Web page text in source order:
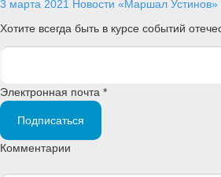
3 марта 2021 Новости «Маршал
Хотите всегда быть в курсе событий
Электронная почта *
Подписаться
Комментарии